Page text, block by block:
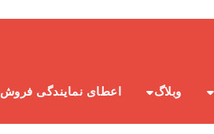
وبلاگ اعطای نمایندگی فروش